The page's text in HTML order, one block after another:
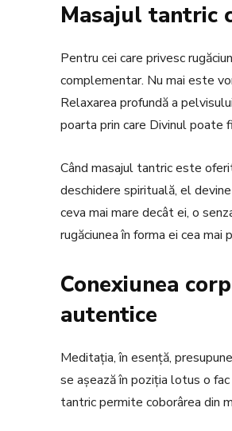
Masajul tantric
Pentru cei care privesc
complementar. Nu mai este
Relaxarea profundă a
poarta prin care Divinul poate
Când masajul tantric este
deschidere spirituală, el
ceva mai mare decât ei, o
rugăciunea în forma ei cea
Conexiunea
autentice
Meditația, în esență,
se așează în poziția lotus o
tantric permite coborârea din